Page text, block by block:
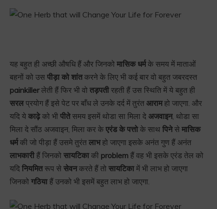
यह बहुत ही अच्छी औषधि हैं और जिनको मासिक धर्मके समय में माताओं
बहनों को उस पीड़ा को शांतकरने के लिए भी कई बार वो बहुत जबरदस्त
painkillerलेती हैं फिर भी वो तड़पतीरहती हैं उस स्थिति में ये बहुत ही
सरल प्रयोग हैं इसे पेट पर बाँध ले उनके दर्द में तुरंत आरामहो जाएगा. और
यदि ये काढ़ेको भी पीतेसमय इसमें थोडा सा मिला दे अजवाइन, थोडा सा
मिला दे सौंठ अजवाइन, मिला कर के एरंड के पत्तोके साथ पिनेसे मासिक
धर्मकी जो पीड़ा हैं उसमे तुरंत लाभहो जाएगा इसके अनंत गुण हैं अनंत
लाभकारीहैं जिनको सायटिकाकी problem हैं वह भी इसके एरंड तेल को
यदि नियमितरूप से सेवनकरते हैं तो सायटिकामें भी लाभ हो जाएगा
जिनको गठियाहैं उनको भी इसमें बहुत लाभ हो जाएगा.